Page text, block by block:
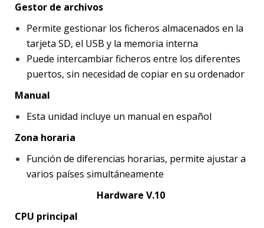
Gestor de archivos
Permite gestionar los ficheros almacenados en la
tarjeta SD, el USB y la memoria interna
Puede intercambiar ficheros entre los diferentes
puertos, sin necesidad de copiar en su ordenador
Manual
Esta unidad incluye un manual en español
Zona horaria
Función de diferencias horarias, permite ajustar a
varios países simultáneamente
Hardware V.10
CPU principal